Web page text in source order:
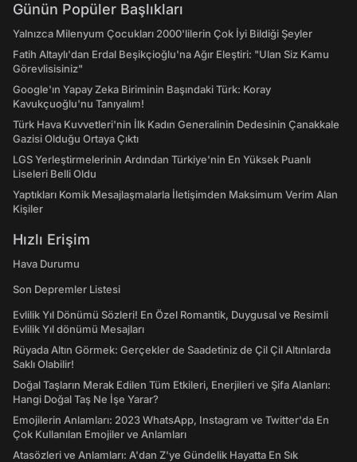
Günün Popüler Başlıkları
Yalnızca Milenyum Çocukları 2000'lilerin Çok İyi Bildiği Şeyler
Fatih Altaylı'dan Erdal Beşikçioğlu'na Ağır Eleştiri: "Ulan Siz Kamu
Görevlisisiniz"
Google'ın Yapay Zeka Biriminin Başındaki Türk: Koray
Kavukçuoğlu'nu Tanıyalım!
Türk Hava Kuvvetleri'nin İlk Kadın Generalinin Dedesinin Çanakkale
Gazisi Olduğu Ortaya Çıktı
LGS Yerleştirmelerinin Ardından Türkiye'nin En Yüksek Puanlı
Liseleri Belli Oldu
Yaptıkları Komik Mesajlaşmalarla İletişimden Maksimum Verim Alan
Kişiler
Hızlı Erişim
Hava Durumu
Son Depremler Listesi
Evlilik Yıl Dönümü Sözleri! En Özel Romantik, Duygusal ve Resimli
Evlilik Yıl dönümü Mesajları
Rüyada Altın Görmek: Gerçekler de Saadetiniz de Çil Çil Altınlarda
Saklı Olabilir!
Doğal Taşların Merak Edilen Tüm Etkileri, Enerjileri ve Şifa Alanları:
Hangi Doğal Taş Ne İşe Yarar?
Emojilerin Anlamları: 2023 WhatsApp, Instagram ve Twitter'da En
Çok Kullanılan Emojiler ve Anlamları
Atasözleri ve Anlamları: A'dan Z'ye Gündelik Hayatta En Sık